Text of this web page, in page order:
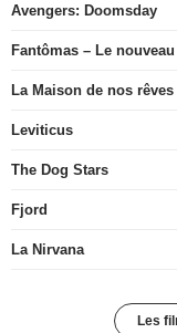
Avengers: Doomsday
Fantômas – Le
La Maison de nos rêves
Leviticus
The Dog Stars
Fjord
La Nirvana
Les